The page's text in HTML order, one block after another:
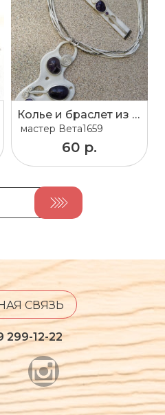
Колье и браслет из кожи.
мастер Вета1659
60 р.
СВЯЗЬ
299-12-22